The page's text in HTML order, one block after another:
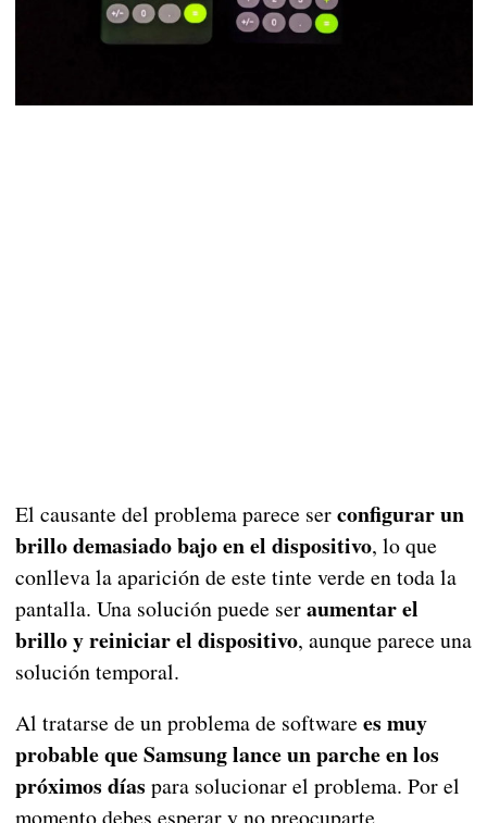
El causante del problema parece serconfigurar un
brillo demasiado bajo en el dispositivo, lo que
conlleva la aparición de este tinte verde en toda la
pantalla. Una solución puede seraumentar el
brillo y reiniciar el dispositivo, aunque parece una
solución temporal.
Al tratarse de un problema de software es muy
probable que Samsung lance un parche en los
próximos días para solucionar el problema. Por el
momento debes esperar y no preocuparte